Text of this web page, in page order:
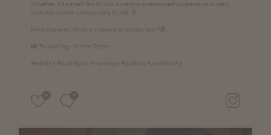
Whether it's a small family-run winery or a renowned cooperative winery,
each has its own unique story to tell. ☺️
Have you ever joined a vineyard or winery tour?🍇
📸 TV Marling / Armin Terzer
#marling #southtyrol #marlengo #südtirol #winetasting